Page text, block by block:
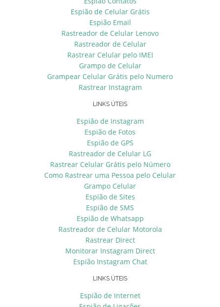
Espião de Celular Grátis
Espião Email
Rastreador de Celular Lenovo
Rastreador de Celular
Rastrear Celular pelo IMEI
Grampo de Celular
Grampear Celular Grátis pelo Numero
Rastrear Instagram
LINKS ÚTEIS
Espião de Instagram
Espião de Fotos
Espião de GPS
Rastreador de Celular LG
Rastrear Celular Grátis pelo Número
Como Rastrear uma Pessoa pelo Celular
Grampo Celular
Espião de Sites
Espião de SMS
Espião de Whatsapp
Rastreador de Celular Motorola
Rastrear Direct
Monitorar Instagram Direct
Espião Instagram Chat
LINKS ÚTEIS
Espião de Internet